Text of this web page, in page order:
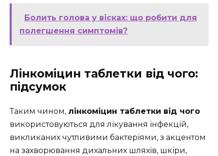
Болить голова у вісках: що робити для
полегшення симптомів?
Лінкоміцин таблетки від чого:
підсумок
Таким чином, лінкоміцин таблетки від чого
використовуються для лікування інфекцій,
викликаних чутливими бактеріями, з акцентом
на захворювання дихальних шляхів, шкіри,